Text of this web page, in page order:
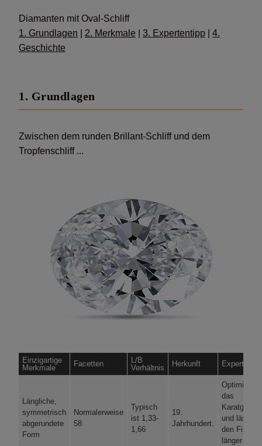
Diamanten mit Oval-Schliff
1. Grundlagen
2. Merkmale 3. Expertentipp
4.
Geschichte
1. Grundlagen
Zwischen dem runden Brillant-Schliff und dem
Tropfenschliff ...
Einzigartige
Merkmale
Facetten
L/B
Verhältnis
Herkunft
Längliche,
symmetrisch
abgerundete
Form
Normalerweise
58
Typisch
ist 1,33-
1,66
19.
Jahrhundert.
Optimiert
das
und lässt
den Finger
länger